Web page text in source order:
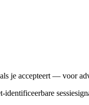
je accepteert — voor